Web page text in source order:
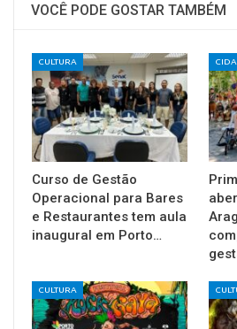
VOCÊ PODE GOSTAR TAMBÉM
CULTURA
Curso de Gestão
Operacional para Bares
e Restaurantes tem aula
inaugural em Porto…
CULTURA